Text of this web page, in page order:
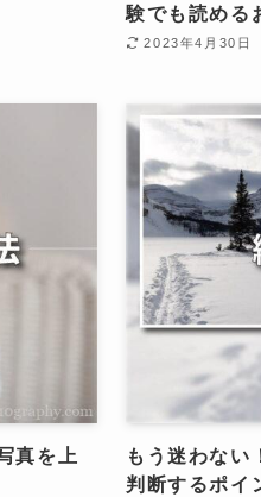
験でも読める
2023年4月30日
真を上
もう迷わない
判断するポイ